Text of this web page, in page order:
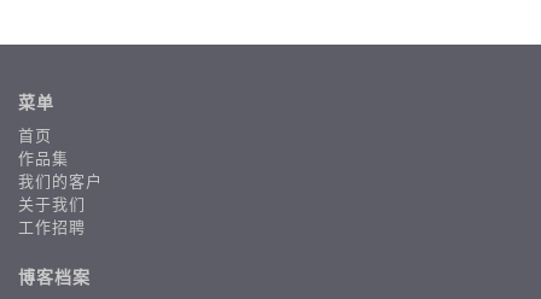
菜单
首页
作品集
我们的客户
关于我们
工作招聘
博客档案